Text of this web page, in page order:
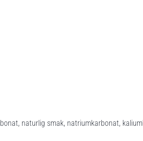
naturlig smak, natriumkarbonat,